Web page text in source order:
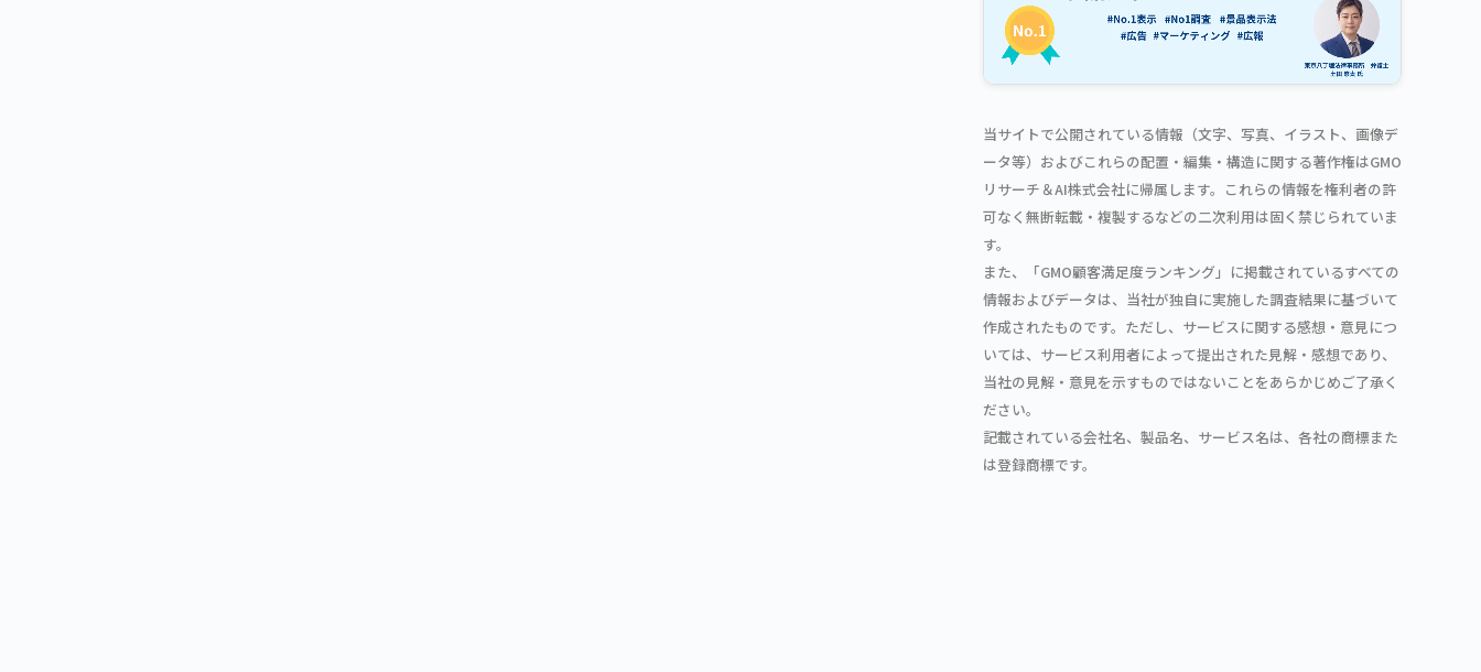
当サイトで公開されている情報（文字、写真、イラスト、画像デ
ータ等）およびこれらの配置・編集・構造に関する著作権はGMO
リサーチ＆AI株式会社に帰属します。これらの情報を権利者の許
可なく無断転載・複製するなどの二次利用は固く禁じられていま
す。
また、「GMO顧客満足度ランキング」に掲載されているすべての
情報およびデータは、当社が独自に実施した調査結果に基づいて
作成されたものです。ただし、サービスに関する感想・意見につ
いては、サービス利用者によって提出された見解・感想であり、
当社の見解・意見を示すものではないことをあらかじめご了承く
ださい。
記載されている会社名、製品名、サービス名は、各社の商標また
は登録商標です。